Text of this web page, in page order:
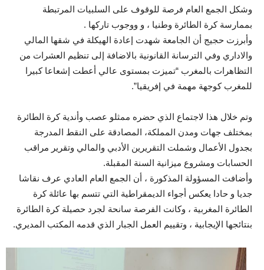
وشكل الجمع العام فرصة للوقوف على السلبيات المرتبطة
بممارسة كرة الطائرة وطنيا ، و ووجوب تاركها .
وأبرزت حجيج أن الجامعة شهدت إعادة الهيكلة في شقها المالي
والاداري وفي الترسانة القانونية بالاضافة إلى تنظيم العشرات من
التظاهرات بالمغرب “تميزت بمستوى عالي أعطت إشعاعا كبيرا
للمغرب كوجهة مهمة في إفريقيا”.
وتم خلال هذا لاجتماع الذي حضره ممثلو عصب وأندية كرة الطائرة
بمختلف جهات ومدن المملكة، المصادقة على النقط المدرجة
بجدول الأعمال وشملت التقريرين الأدبي والمالي وتقرير مراقب
الحسابات ومشروع ميزانية السنة المقبلة.
وأضافت المسؤولة المذكورة ، أن الجمع العام العادي عرف نقاشا
جديا و حادا يعكس أجواء الديمقراطية التي تتسم بها عائلة كرة
الطائرة المغربية ، وكانت الفرصة سانحة لجرد حصيلة كرة الطائرة
بنتائجها الإيجابية ، وتقييم العمل الجبار الذي قدمه المكتب المديري.